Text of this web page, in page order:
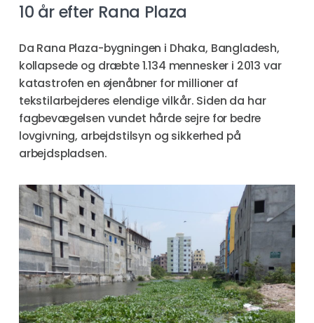
10 år efter Rana Plaza
Da Rana Plaza-bygningen i Dhaka, Bangladesh,
kollapsede og dræbte 1.134 mennesker i 2013 var
katastrofen en øjenåbner for millioner af
tekstilarbejderes elendige vilkår. Siden da har
fagbevægelsen vundet hårde sejre for bedre
lovgivning, arbejdstilsyn og sikkerhed på
arbejdspladsen.